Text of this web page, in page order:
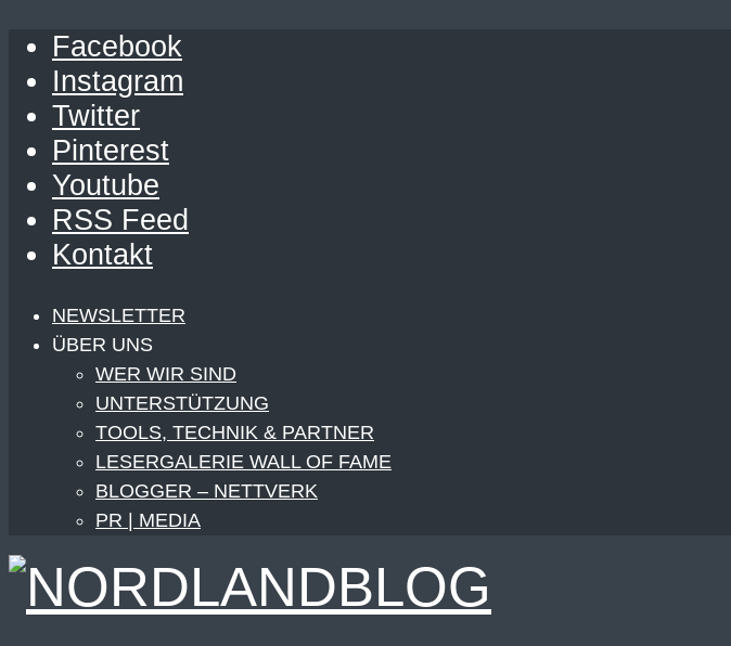
Facebook
Instagram
Twitter
Pinterest
Youtube
RSS Feed
Kontakt
NEWSLETTER
ÜBER UNS
WER WIR SIND
UNTERSTÜTZUNG
TOOLS, TECHNIK & PARTNER
LESERGALERIE WALL OF FAME
BLOGGER – NETTVERK
PR | MEDIA